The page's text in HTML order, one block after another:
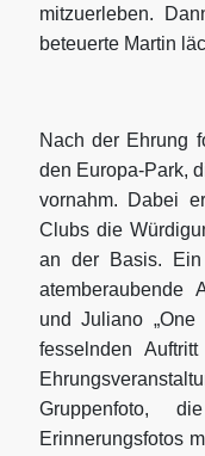
mitzuerleben.
beteuerte Martin
Nach der Ehrung
den Europa-Park,
vornahm. Dabei
Clubs die
an der Basis.
atemberaubende
und Juliano
fesselnden
Gruppenfoto,
Erinnerungsfotos